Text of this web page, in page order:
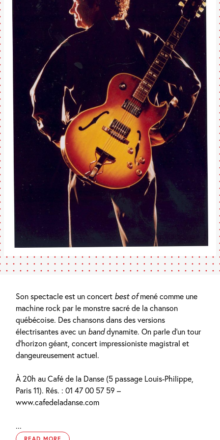
Son spectacle est un concert best ofmené comme une
machine rock par le monstre sacré de la chanson
québécoise. Des chansons dans des versions
électrisantes avec un banddynamite. On parle d’un tour
d’horizon géant, concert impressioniste magistral et
dangeureusement actuel.
À 20h au Café de la Danse (5 passage Louis-Philippe,
Paris 11). Rés. : 01 47 00 57 59 –
www.cafedeladanse.com
...